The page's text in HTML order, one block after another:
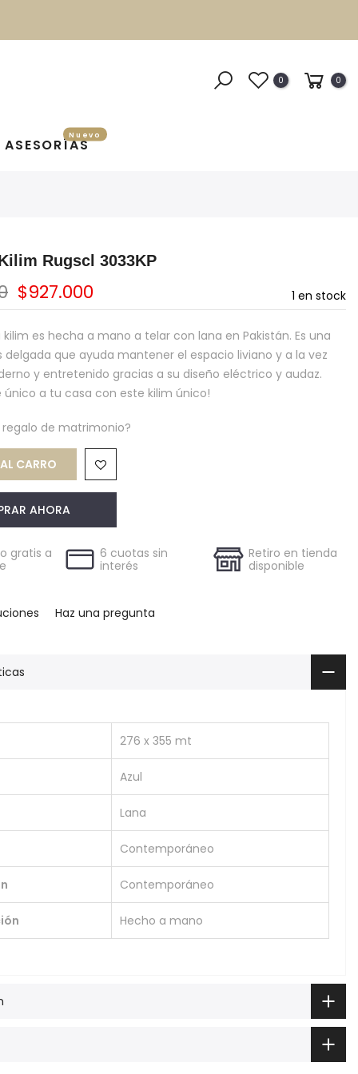
0 0
ASESORÍAS
Nuevo
Rugscl 3033KP
1 en stock
$927.000
es hecha a mano a telar con lana en Pakistán. Es una
que ayuda mantener el espacio liviano y a la vez
y entretenido gracias a su diseño eléctrico y audaz.
único a tu casa con este kilim único!
regalo de matrimonio?
CARRO
AHORA
gratis a
6 cuotas sin
interés
Retiro en tienda
disponible
Haz una pregunta
276 x 355 mt
Azul
Lana
Contemporáneo
Contemporáneo
Hecho a mano